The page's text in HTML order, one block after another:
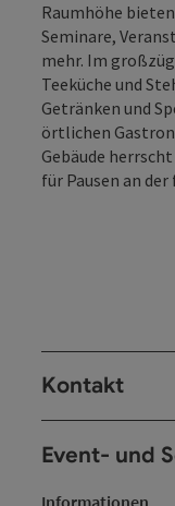
Raumhöhe
Seminare,
mehr. Im
Teeküche und
Getränken und
örtlichen
Gebäude
für Pausen an
Kontakt
Event- und
Informationen